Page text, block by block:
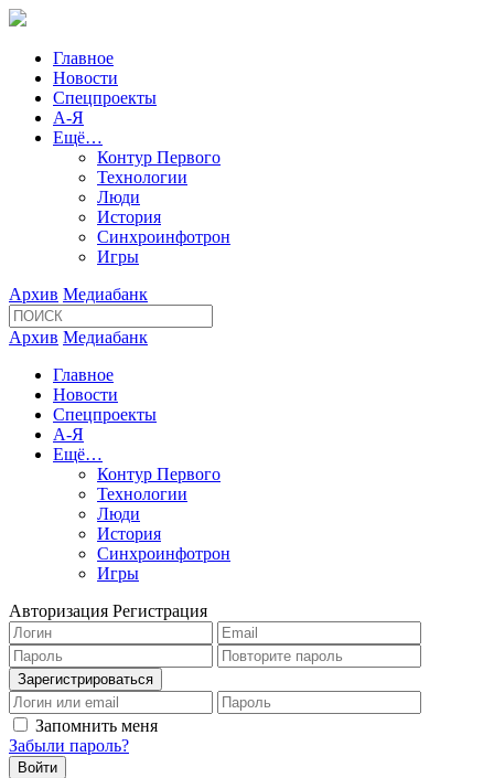
Главное
Новости
Спецпроекты
А-Я
Ещё…
Контур Первого
Технологии
Люди
История
Синхроинфотрон
Игры
Архив Медиабанк
Архив Медиабанк
Главное
Новости
Спецпроекты
А-Я
Ещё…
Контур Первого
Технологии
Люди
История
Синхроинфотрон
Игры
Авторизация Регистрация
Запомнить меня
Забыли пароль?